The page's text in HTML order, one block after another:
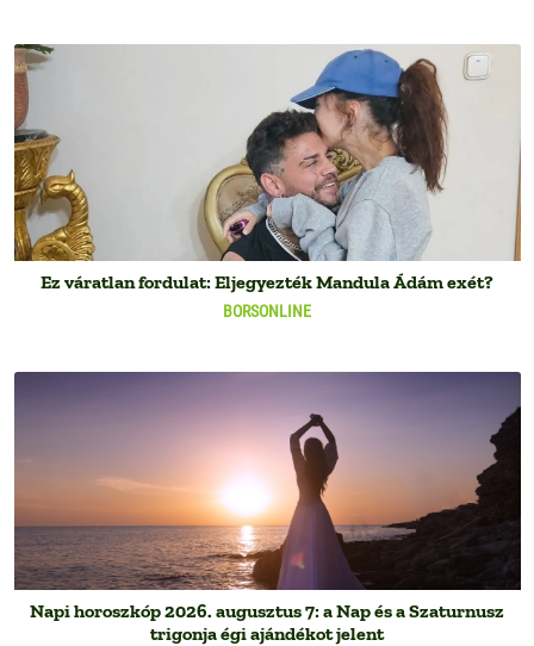
BORSONLINE
Ez váratlan fordulat: Eljegyezték Mandula Ádám exét?
Napi horoszkóp 2026. augusztus 7: a Nap és a Szaturnusz
trigonja égi ajándékot jelent